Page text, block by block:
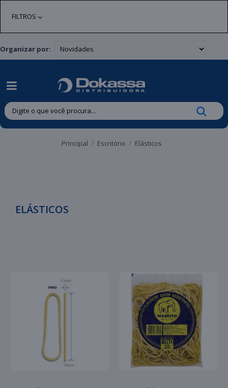
FILTROS
Organizar por:
Principal Escritório Elásticos
ELÁSTICOS